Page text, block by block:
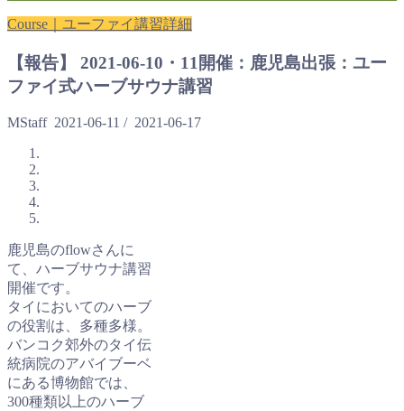
Course｜ユーファイ講習詳細
【報告】 2021-06-10・11開催：鹿児島出張：ユー
ファイ式ハーブサウナ講習
MStaff 2021-06-11 / 2021-06-17
鹿児島のflowさんに
て、ハーブサウナ講習
開催です。
タイにおいてのハーブ
の役割は、多種多様。
バンコク郊外のタイ伝
統病院のアバイブーベ
にある博物館では、
300種類以上のハーブ